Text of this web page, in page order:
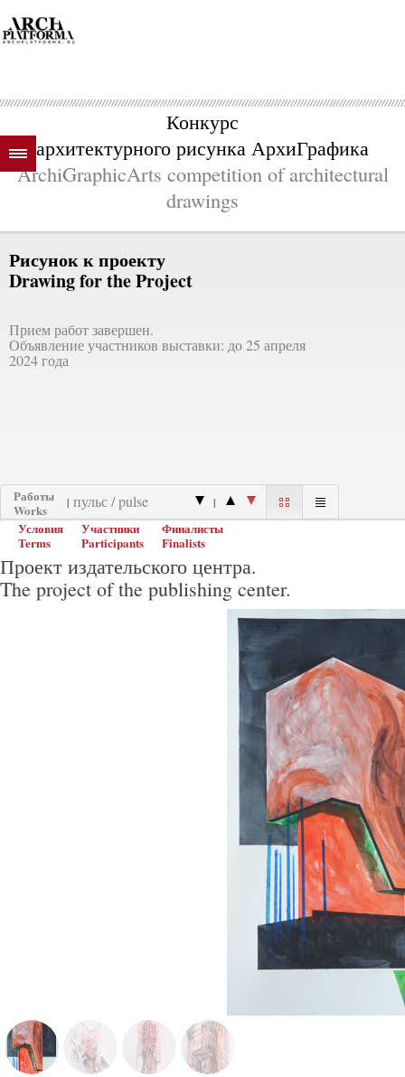
Конкурс
архитектурного рисунка АрхиГрафика
ArchiGraphicArts competition of architectural
drawings
Рисунок к проекту
Drawing for the Project
Прием работ завершен.
Объявление участников выставки: до 25 апреля
2024 года
Работы
Works
| |
Условия
Terms
Участники
Participants
Финалисты
Finalists
Проект издательского центра.
The project of the publishing center.